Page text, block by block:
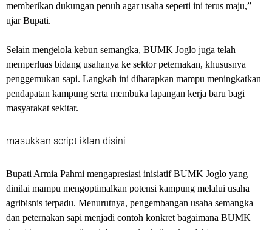
memberikan dukungan penuh agar usaha seperti ini terus maju,”
ujar Bupati.
Selain mengelola kebun semangka, BUMK Joglo juga telah
memperluas bidang usahanya ke sektor peternakan, khususnya
penggemukan sapi. Langkah ini diharapkan mampu meningkatkan
pendapatan kampung serta membuka lapangan kerja baru bagi
masyarakat sekitar.
masukkan script iklan disini
Bupati Armia Pahmi mengapresiasi inisiatif BUMK Joglo yang
dinilai mampu mengoptimalkan potensi kampung melalui usaha
agribisnis terpadu. Menurutnya, pengembangan usaha semangka
dan peternakan sapi menjadi contoh konkret bagaimana BUMK